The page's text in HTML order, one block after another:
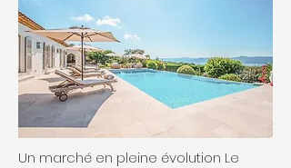
Un marché en pleine évolution Le